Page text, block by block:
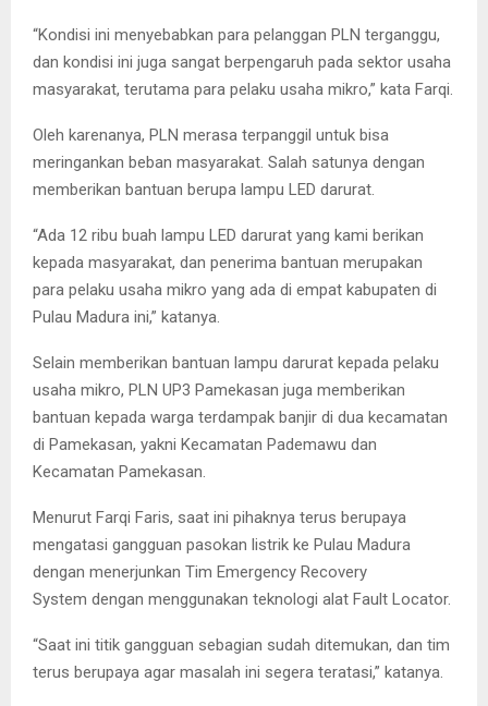
“Kondisi ini menyebabkan para pelanggan PLN terganggu,
dan kondisi ini juga sangat berpengaruh pada sektor usaha
masyarakat, terutama para pelaku usaha mikro,” kata Farqi.
Oleh karenanya, PLN merasa terpanggil untuk bisa
meringankan beban masyarakat. Salah satunya dengan
memberikan bantuan berupa lampu LED darurat.
“Ada 12 ribu buah lampu LED darurat yang kami berikan
kepada masyarakat, dan penerima bantuan merupakan
para pelaku usaha mikro yang ada di empat kabupaten di
Pulau Madura ini,” katanya.
Selain memberikan bantuan lampu darurat kepada pelaku
usaha mikro, PLN UP3 Pamekasan juga memberikan
bantuan kepada warga terdampak banjir di dua kecamatan
di Pamekasan, yakni Kecamatan Pademawu dan
Kecamatan Pamekasan.
Menurut Farqi Faris, saat ini pihaknya terus berupaya
mengatasi gangguan pasokan listrik ke Pulau Madura
dengan menerjunkan Tim Emergency Recovery
System dengan menggunakan teknologi alat Fault Locator.
“Saat ini titik gangguan sebagian sudah ditemukan, dan tim
terus berupaya agar masalah ini segera teratasi,” katanya.